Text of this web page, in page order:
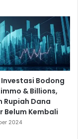
Bodong
& Billions,
Rupiah Dana
Belum Kembali
2024